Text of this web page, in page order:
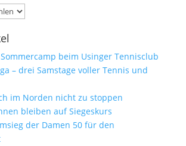
beim Usinger Tennisclub
– drei Samstage voller Tennis und
im Norden nicht zu stoppen
bleiben auf Siegeskurs
der Damen 50 für den